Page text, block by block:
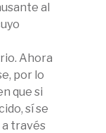
al
Ahora
por lo
que si
sí se
través